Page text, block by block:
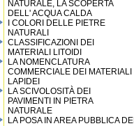
NATURALE, LA SCOPERTA
DELL' ACQUA CALDA
I COLORI DELLE PIETRE
NATURALI
CLASSIFICAZIONI DEI
MATERIALI LITOIDI
LA NOMENCLATURA
COMMERCIALE DEI MATERIALI
LAPIDEI
LA SCIVOLOSITÀ DEI
PAVIMENTI IN PIETRA
NATURALE
LA POSA IN AREA PUBBLICA DEI